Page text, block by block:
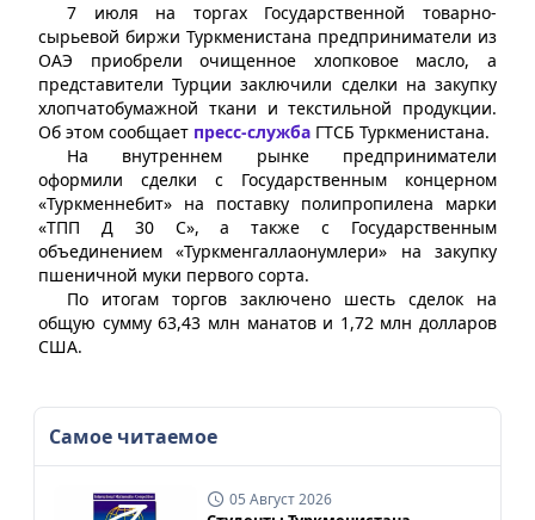
7 июля на торгах Государственной товарно-
сырьевой биржи Туркменистана предприниматели из
ОАЭ приобрели очищенное хлопковое масло, а
представители Турции заключили сделки на закупку
хлопчатобумажной ткани и текстильной продукции.
Об этом сообщает пресс-служба ГТСБ Туркменистана.
На внутреннем рынке предприниматели
оформили сделки с Государственным концерном
«Туркменнебит» на поставку полипропилена марки
«ТПП Д 30 С», а также с Государственным
объединением «Туркменгаллаонумлери» на закупку
пшеничной муки первого сорта.
По итогам торгов заключено шесть сделок на
общую сумму 63,43 млн манатов и 1,72 млн долларов
США.
Самое читаемое
05 Август 2026